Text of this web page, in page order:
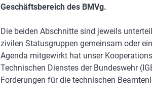
Geschäftsbereich des BMVg.
Die beiden Abschnitte sind jeweils
zivilen Statusgruppen gemeinsam oder
Agenda mitgewirkt hat unser
Technischen Dienstes der Bundeswehr
Forderungen für die technischen